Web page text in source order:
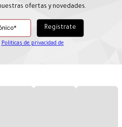
ofertas y novedades.
Políticas de privacidad de